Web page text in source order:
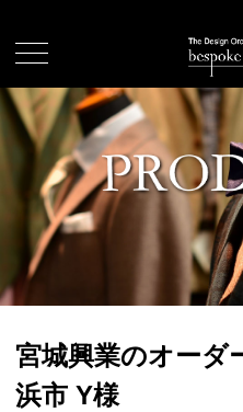
宮城興業のオー
浜市 Y様